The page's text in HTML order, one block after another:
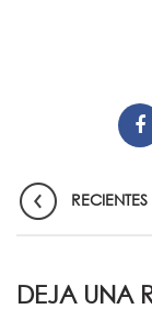
RECIENTES
DEJA UNA